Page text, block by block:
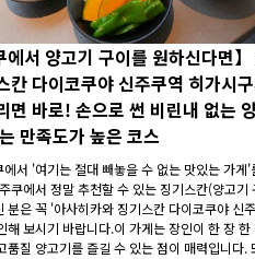
에서 양고기 구이를 원하신다면
칸 다이코쿠야 신주쿠역 히가시
면 바로! 손으로 썬 비린내 없는
만족도가 높은 코스
에서 '여기는 절대 빼놓을 수 없는 맛있는 가게'
쿠에서 정말 추천할 수 있는 징기스칸(양고기
분은 꼭 '아사히카와 징기스칸 다이코쿠야 신
해 보시기 바랍니다.이 가게는 장인이 한 장
품질 양고기를 즐길 수 있는 점이 매력입니다.